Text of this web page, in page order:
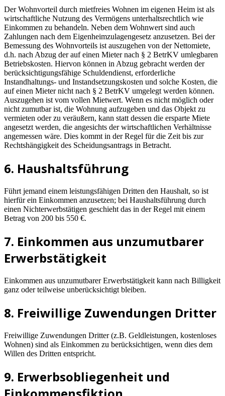
Der Wohnvorteil durch mietfreies Wohnen im eigenen Heim ist als
wirtschaftliche Nutzung des Vermögens unterhaltsrechtlich wie
Einkommen zu behandeln. Neben dem Wohnwert sind auch
Zahlungen nach dem Eigenheimzulagengesetz anzusetzen. Bei der
Bemessung des Wohnvorteils ist auszugehen von der Nettomiete,
d.h. nach Abzug der auf einen Mieter nach § 2 BetrKV umlegbaren
Betriebskosten. Hiervon können in Abzug gebracht werden der
berücksichtigungsfähige Schuldendienst, erforderliche
Instandhaltungs- und Instandsetzungskosten und solche Kosten, die
auf einen Mieter nicht nach § 2 BetrKV umgelegt werden können.
Auszugehen ist vom vollen Mietwert. Wenn es nicht möglich oder
nicht zumutbar ist, die Wohnung aufzugeben und das Objekt zu
vermieten oder zu veräußern, kann statt dessen die ersparte Miete
angesetzt werden, die angesichts der wirtschaftlichen Verhältnisse
angemessen wäre. Dies kommt in der Regel für die Zeit bis zur
Rechtshängigkeit des Scheidungsantrags in Betracht.
6. Haushaltsführung
Führt jemand einem leistungsfähigen Dritten den Haushalt, so ist
hierfür ein Einkommen anzusetzen; bei Haushaltsführung durch
einen Nichterwerbstätigen geschieht das in der Regel mit einem
Betrag von 200 bis 550 €.
7. Einkommen aus unzumutbarer
Erwerbstätigkeit
Einkommen aus unzumutbarer Erwerbstätigkeit kann nach Billigkeit
ganz oder teilweise unberücksichtigt bleiben.
8. Freiwillige Zuwendungen Dritter
Freiwillige Zuwendungen Dritter (z.B. Geldleistungen, kostenloses
Wohnen) sind als Einkommen zu berücksichtigen, wenn dies dem
Willen des Dritten entspricht.
9. Erwerbsobliegenheit und